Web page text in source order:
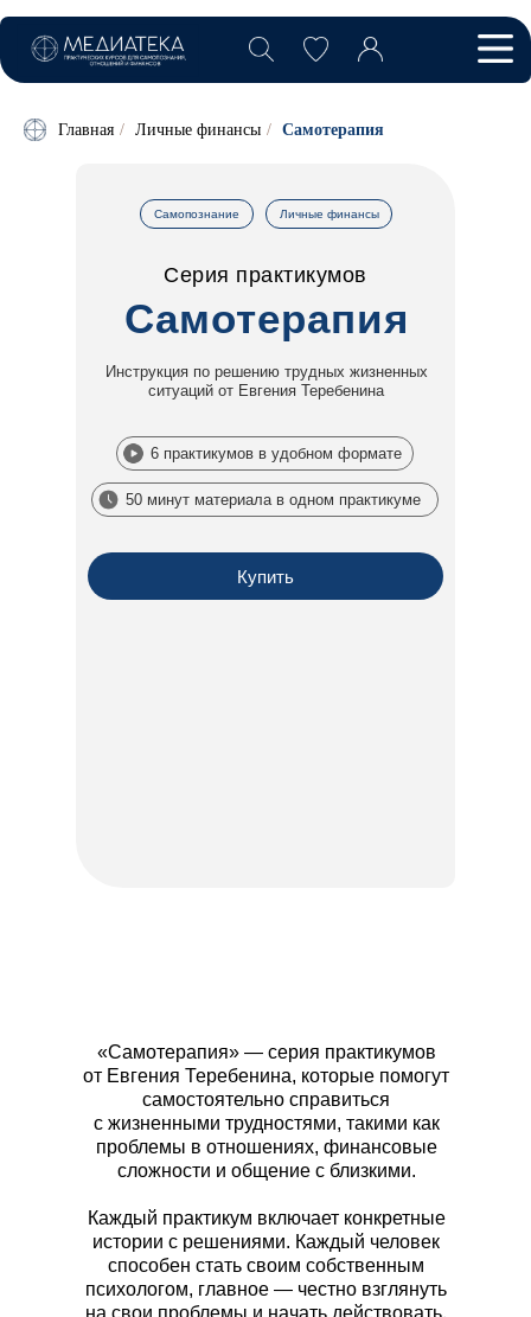
Главная / Личные финансы / Самотерапия
Купить
Инструкция по решению трудных жизненных
ситуаций от Евгения Теребенина
Самотерапия
Серия практикумов
50 минут материала в одном практикуме
Личные финансы
Самопознание
6 практикумов в удобном формате
«Самотерапия» — серия практикумов
от Евгения Теребенина, которые помогут
самостоятельно справиться
с жизненными трудностями, такими как
проблемы в отношениях, финансовые
сложности и общение с близкими.
Каждый практикум включает конкретные
истории с решениями. Каждый человек
способен стать своим собственным
психологом, главное — честно взглянуть